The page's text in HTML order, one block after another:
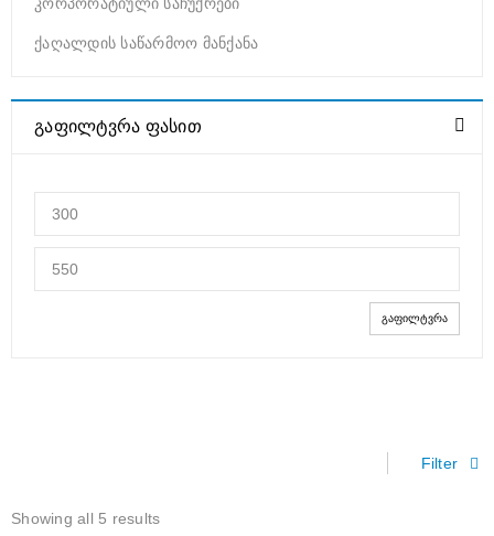
ქაღალდის საწარმოო მანქანა
ᲒᲐᲤᲘᲚᲢᲕᲠᲐ ᲤᲐᲡᲘᲗ
ᲒᲐᲤᲘᲚᲢᲕᲠᲐ
Filter
Showing all 5 results